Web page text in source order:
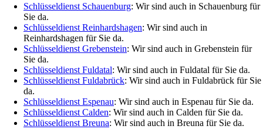
Schlüsseldienst Schauenburg: Wir sind auch in Schauenburg für
Sie da.
Schlüsseldienst Reinhardshagen: Wir sind auch in
Reinhardshagen für Sie da.
Schlüsseldienst Grebenstein: Wir sind auch in Grebenstein für
Sie da.
Schlüsseldienst Fuldatal: Wir sind auch in Fuldatal für Sie da.
Schlüsseldienst Fuldabrück: Wir sind auch in Fuldabrück für Sie
da.
Schlüsseldienst Espenau: Wir sind auch in Espenau für Sie da.
Schlüsseldienst Calden: Wir sind auch in Calden für Sie da.
Schlüsseldienst Breuna: Wir sind auch in Breuna für Sie da.